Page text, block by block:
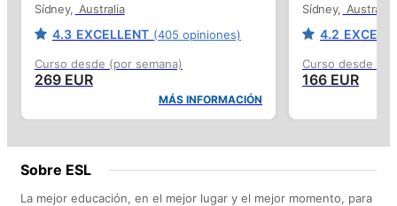
Sídney Australia
4.3 EXCELLENT (405 opiniones)
Curso desde (por semana)
269 EUR
MÁS INFORMACIÓN
Sídney Australia
4.2
Curso desde
166 EUR
Sobre ESL
La mejor educación, en el mejor lugar y el mejor momento, para